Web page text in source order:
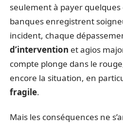
seulement à payer quelques
banques enregistrent
incident, chaque
d’intervention et agios
compte plonge dans le
encore la situation, en
fragile.
Mais les conséquences ne